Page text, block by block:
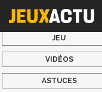
JEU
VIDÉOS
ASTUCES